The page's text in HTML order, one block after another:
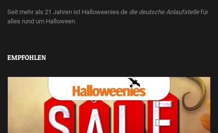
Seit mehr als 21 Jahren ist Halloweenies.de die deutsche Anlaufstellefür
alles rund um Halloween.
EMPFOHLEN